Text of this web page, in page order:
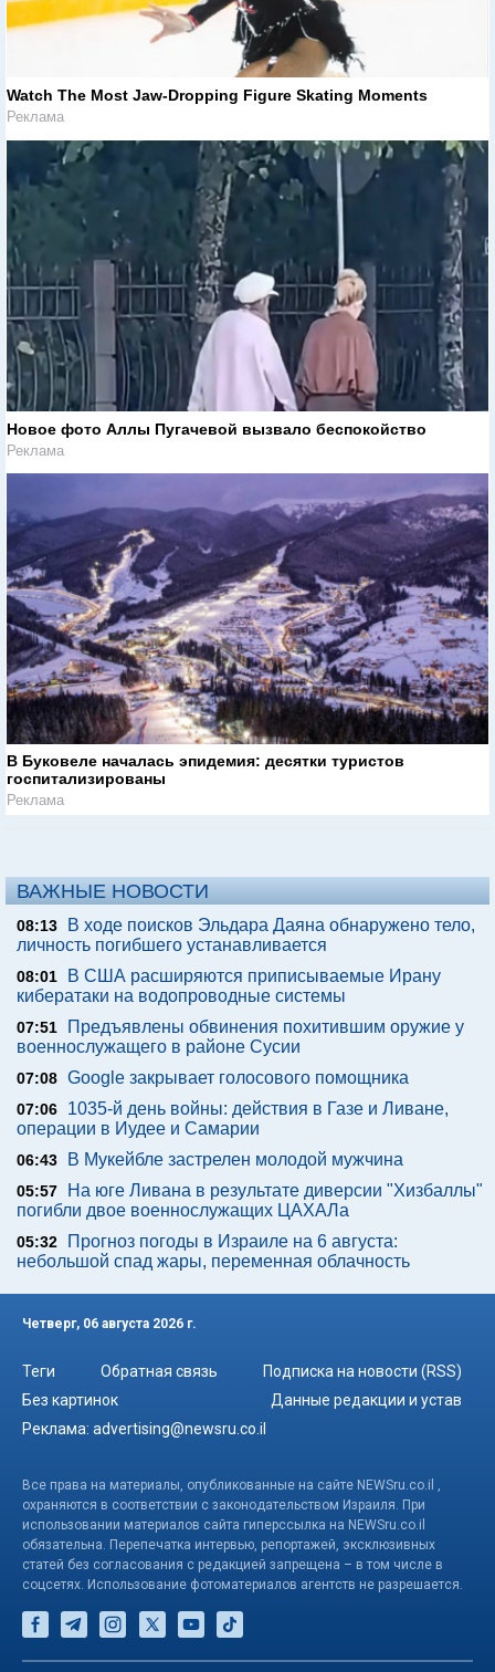
Watch The Most Jaw‑Dropping Figure Skating Moments
Реклама
Новое фото Аллы Пугачевой вызвало беспокойство
Реклама
В Буковеле началась эпидемия: десятки туристов
госпитализированы
Реклама
ВАЖНЫЕ НОВОСТИ
08:13
В ходе поисков Эльдара Даяна обнаружено тело,
личность погибшего устанавливается
08:01
В США расширяются приписываемые Ирану
кибератаки на водопроводные системы
07:51
Предъявлены обвинения похитившим оружие у
военнослужащего в районе Сусии
07:08 Google закрывает голосового помощника
07:06
1035-й день войны: действия в Газе и Ливане,
операции в Иудее и Самарии
06:43 В Мукейбле застрелен молодой мужчина
05:57
На юге Ливана в результате диверсии "Хизбаллы"
погибли двое военнослужащих ЦАХАЛа
05:32
Прогноз погоды в Израиле на 6 августа:
небольшой спад жары, переменная облачность
Четверг, 06 августа 2026 г.
Теги Обратная связь
Подписка на новости (RSS)
Без картинок
Данные редакции и устав
Реклама: advertising@newsru.co.il
Все права на материалы, опубликованные на сайте NEWSru.co.il ,
охраняются в соответствии с законодательством Израиля. При
использовании материалов сайта гиперссылка на NEWSru.co.il
обязательна. Перепечатка интервью, репортажей, эксклюзивных
статей без согласования с редакцией запрещена – в том числе в
соцсетях. Использование фотоматериалов агентств не разрешается.